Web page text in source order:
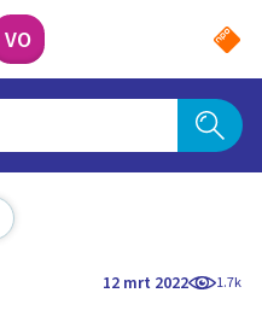
VO
12 mrt 2022 1.7k